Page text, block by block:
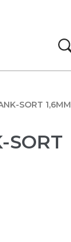
SORT 1,6MM
SORT